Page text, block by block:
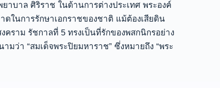
าบาล ศิริราช ในด้านการต่างประเทศ พระองค์
ดในการรักษาเอกราชของชาติ แม้ต้องเสียดิน
คราม รัชกาลที่ 5 ทรงเป็นที่รักของพสกนิกรอย่าง
มว่า “สมเด็จพระปิยมหาราช” ซึ่งหมายถึง “พระ